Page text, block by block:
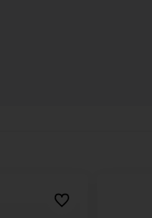
Do ulubionych